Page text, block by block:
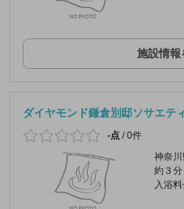
施設情報
ダイヤモンド鎌倉別邸ソサエテ
-点 /0件
神奈
約３分
入浴